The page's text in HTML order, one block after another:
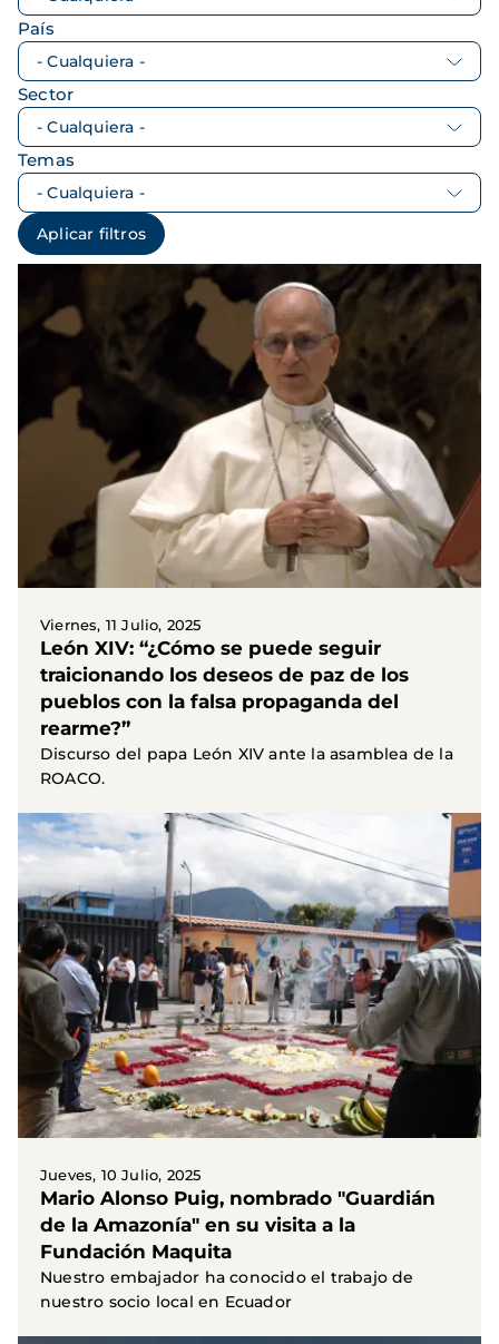
País
Sector
Temas
Viernes, 11 Julio, 2025
León XIV: “¿Cómo se puede seguir
traicionando los deseos de paz de los
pueblos con la falsa propaganda del
rearme?”
Discurso del papa León XIV ante la asamblea de la
ROACO.
Jueves, 10 Julio, 2025
Mario Alonso Puig, nombrado "Guardián
de la Amazonía" en su visita a la
Fundación Maquita
Nuestro embajador ha conocido el trabajo de
nuestro socio local en Ecuador